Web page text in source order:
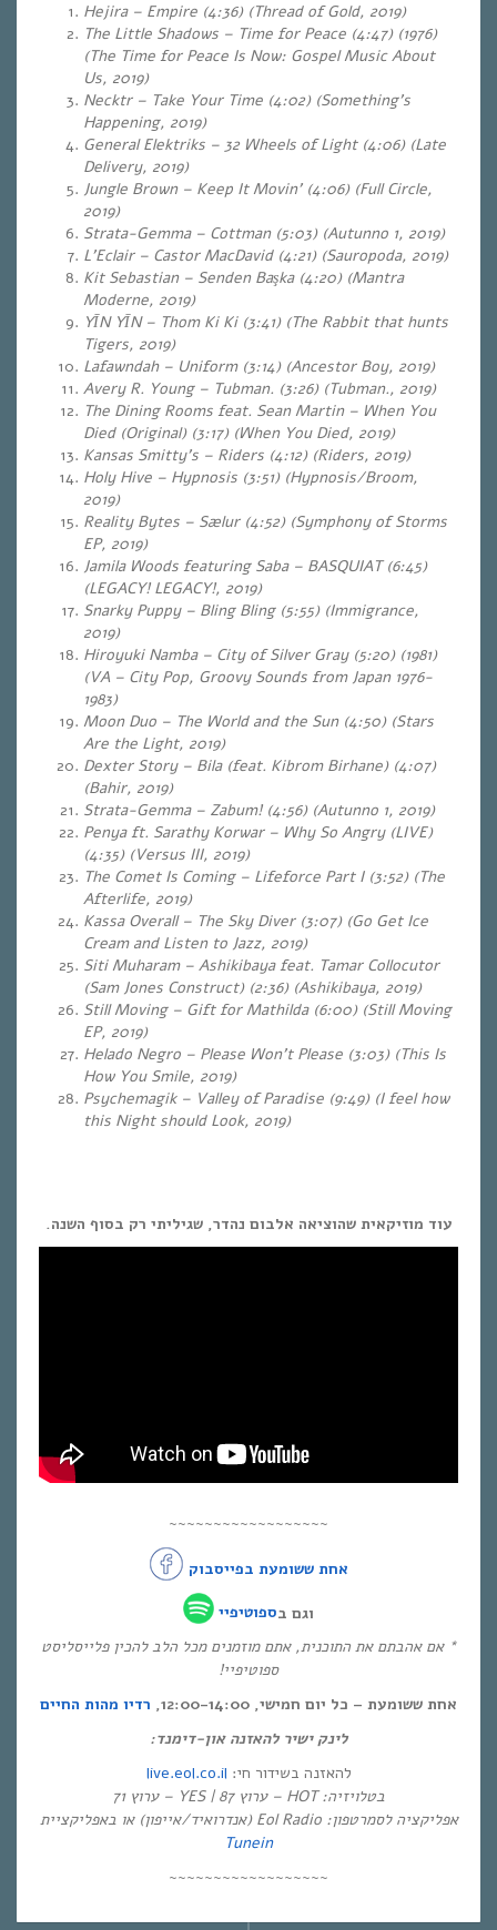
Hejira – Empire (4:36) (Thread of Gold, 2019)
The Little Shadows – Time for Peace (4:47)(1976)
(The Time for Peace Is Now: Gospel Music About
Us, 2019)
Necktr – Take Your Time (4:02) (Something’s
Happening, 2019)
General Elektriks – 32 Wheels of Light (4:06) (Late
Delivery, 2019)
Jungle Brown – Keep It Movin’ (4:06) (Full Circle,
2019)
Strata-Gemma – Cottman (5:03) (Autunno 1, 2019)
L’Eclair – Castor MacDavid (4:21) (Sauropoda, 2019)
Kit Sebastian – Senden Başka (4:20) (Mantra
Moderne, 2019)
YĪN YĪN – Thom Ki Ki (3:41) (The Rabbit that hunts
Tigers, 2019)
Lafawndah – Uniform (3:14) (Ancestor Boy, 2019)
Avery R. Young – Tubman. (3:26) (Tubman., 2019)
The Dining Rooms feat. Sean Martin – When You
Died (Original) (3:17) (When You Died, 2019)
Kansas Smitty’s – Riders (4:12) (Riders, 2019)
Holy Hive – Hypnosis (3:51) (Hypnosis/Broom,
2019)
Reality Bytes – Sælur (4:52) (Symphony of Storms
EP, 2019)
Jamila Woods featuring Saba – BASQUIAT (6:45)
(LEGACY! LEGACY!, 2019)
Snarky Puppy – Bling Bling (5:55) (Immigrance,
2019)
Hiroyuki Namba – City of Silver Gray (5:20) (1981)
(VA – City Pop, Groovy Sounds from Japan 1976-
1983)
Moon Duo – The World and the Sun (4:50) (Stars
Are the Light, 2019)
Dexter Story – Bila (feat. Kibrom Birhane) (4:07)
(Bahir, 2019)
Strata-Gemma – Zabum! (4:56) (Autunno 1, 2019)
Penya ft. Sarathy Korwar – Why So Angry (LIVE)
(4:35) (Versus III, 2019)
The Comet Is Coming – Lifeforce Part I (3:52) (The
Afterlife, 2019)
Kassa Overall – The Sky Diver (3:07) (Go Get Ice
Cream and Listen to Jazz, 2019)
Siti Muharam – Ashikibaya feat. Tamar Collocutor
(Sam Jones Construct) (2:36) (Ashikibaya, 2019)
Still Moving – Gift for Mathilda (6:00) (Still Moving
EP, 2019)
Helado Negro – Please Won’t Please (3:03) (This Is
How You Smile, 2019)
Psychemagik – Valley of Paradise (9:49) (I feel how
this Night should Look, 2019)
עוד מוזיקאית שהוציאה אלבום נהדר, שגיליתי רק בסוף השנה.
~~~~~~~~~~~~~~~~~~
אחת ששומעת בפייסבוק
וגם בספוטיפיי
* אם אהבתם את התוכנית, אתם מוזמנים מכל הלב להכין פלייסליסט
ספוטיפיי!
אחת ששומעת – כל יום חמישי, 12:00-14:00,
רדיו מהות החיים
לינק ישיר להאזנה און-דימנד:
להאזנה בשידור חי: live.eol.co.il
בטלויזיה: HOT – ערוץ 87 | YES – ערוץ 71
אפליקציה לסמרטפון: Eol Radio (אנדרואיד/אייפון) או באפליקציית
Tunein
~~~~~~~~~~~~~~~~~~